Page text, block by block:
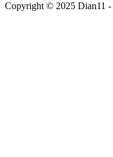
Copyright © 2025 Dian11 -